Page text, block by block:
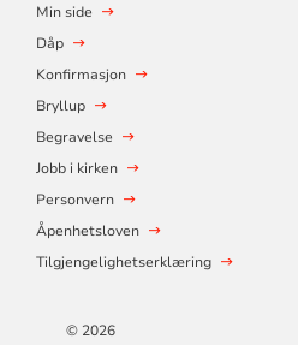
Min side
Dåp
Konfirmasjon
Bryllup
Begravelse
Jobb i kirken
Personvern
Åpenhetsloven
Tilgjengelighetserklæring
© 2026